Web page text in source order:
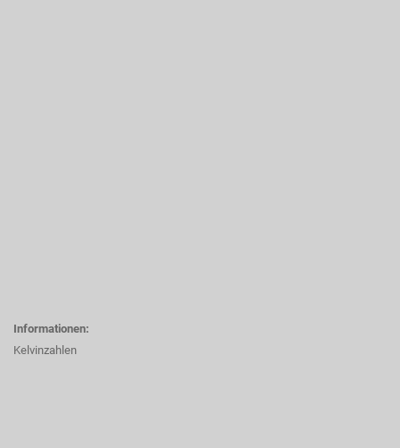
Informationen:
Kelvinzahlen